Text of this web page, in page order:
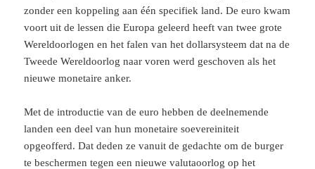
zonder een koppeling aan één specifiek land. De euro kwam
voort uit de lessen die Europa geleerd heeft van twee grote
Wereldoorlogen en het falen van het dollarsysteem dat na de
Tweede Wereldoorlog naar voren werd geschoven als het
nieuwe monetaire anker.
Met de introductie van de euro hebben de deelnemende
landen een deel van hun monetaire soevereiniteit
opgeofferd. Dat deden ze vanuit de gedachte om de burger
te beschermen tegen een nieuwe valutaoorlog op het